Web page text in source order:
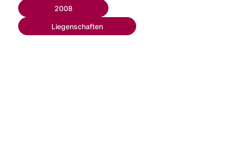
2008
Liegenschaften